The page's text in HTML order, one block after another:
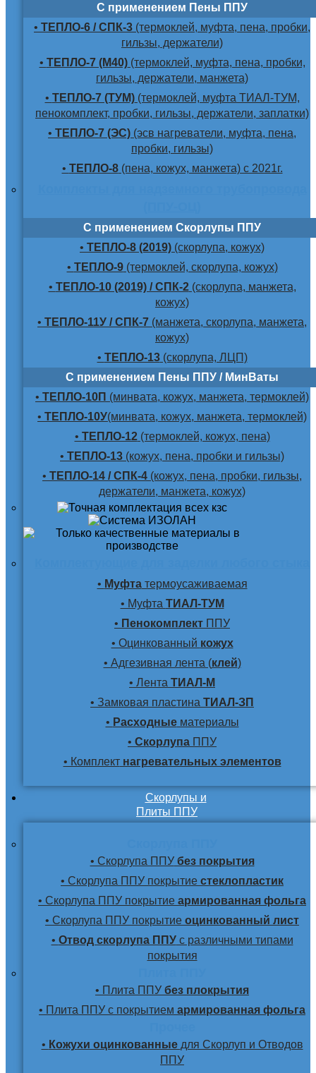
С применением Пены ППУ
• ТЕПЛО-6 / СПК-3 (термоклей, муфта, пена, пробки,
гильзы, держатели)
• ТЕПЛО-7 (М40)(термоклей, муфта, пена, пробки,
гильзы, держатели, манжета)
• ТЕПЛО-7 (ТУМ)(термоклей, муфта ТИАЛ-ТУМ,
пенокомплект, пробки, гильзы, держатели, заплатки)
• ТЕПЛО-7 (ЭС) (эсв нагреватели, муфта, пена,
пробки, гильзы)
• ТЕПЛО-8(пена, кожух, манжета) с 2021г.
С применением Скорлупы ППУ
• ТЕПЛО-8 (2019) (скорлупа, кожух)
• ТЕПЛО-9(термоклей, скорлупа, кожух)
• ТЕПЛО-10 (2019) / СПК-2(скорлупа, манжета,
кожух)
• ТЕПЛО-11У / СПК-7 (манжета, скорлупа, манжета,
кожух)
• ТЕПЛО-13(скорлупа, ЛЦП)
С применением Пены ППУ / МинВаты
• ТЕПЛО-10П (минвата, кожух, манжета, термоклей)
• ТЕПЛО-10У(минвата, кожух, манжета, термоклей)
• ТЕПЛО-12(термоклей, кожух, пена)
• ТЕПЛО-13 (кожух, пена, пробки и гильзы)
• ТЕПЛО-14 / СПК-4 (кожух, пена, пробки, гильзы,
держатели, манжета, кожух)
• Муфтатермоусаживаемая
• Муфта ТИАЛ-ТУМ
• Пенокомплект ППУ
• Оцинкованный кожух
• Адгезивная лента (клей)
• Лента ТИАЛ-М
• Замковая пластина ТИАЛ-ЗП
• Расходныематериалы
• Скорлупа ППУ
• Комплектнагревательных элементов
Скорлупы и
Плиты ППУ
• Скорлупа ППУбез покрытия
• Скорлупа ППУ покрытие стеклопластик
• Скорлупа ППУ покрытие армированная фольга
• Скорлупа ППУ покрытие оцинкованный лист
• Отвод скорлупа ППУс различными типами
покрытия
• Плита ППУ без плокрытия
• Плита ППУ с покрытием армированная фольга
• Кожухи оцинкованные для Скорлуп и Отводов
ППУ